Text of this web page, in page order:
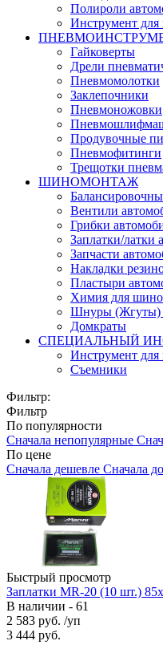
Полироли
Инструмент для
Гайковерты
Дрели
Пневмомолотки
Заклепочники
Пневмоножовки
Продувочные
Пневмофитинги
Трещотки
ШИНОМОНТАЖ
Вентили
Грибки
Заплатки/латки
Запчасти
Накладки
Пластыри
Химия для
Шнуры (Жгуты)
Домкраты
СПЕЦИАЛЬНЫЙ
Инструмент для
Съемники
Фильтр:
Фильтр
По популярности
Сначала непопулярные
По цене
Сначала дешевле Сначала
Быстрый просмотр
Заплатки MR-20 (10 шт.)
В наличии - 61
2 583 руб. /уп
3 444 руб.